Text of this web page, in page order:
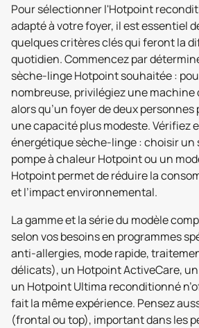
Pour sélectionner l'Hotpoint
adapté à votre foyer, il est essentiel
quelques critères clés qui feront la
quotidien. Commencez par
sèche-linge Hotpoint souhaitée :
nombreuse, privilégiez une machine
alors qu’un foyer de deux
une capacité plus modeste. Vérifiez
énergétique sèche-linge : choisir un
pompe à chaleur Hotpoint ou un
Hotpoint permet de réduire la
et l’impact environnemental.
La gamme et la série du modèle
selon vos besoins en programmes
anti-allergies, mode rapide,
délicats), un Hotpoint ActiveCare,
un Hotpoint Ultima reconditionné
fait la même expérience. Pensez
(frontal ou top), important dans les